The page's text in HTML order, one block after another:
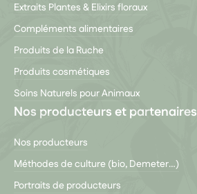
Extraits Plantes & Elixirs floraux
Compléments alimentaires
Produits de la Ruche
Produits cosmétiques
Soins Naturels pour Animaux
Nos producteurs et partenaires
Nos producteurs
Méthodes de culture (bio, Demeter…)
Portraits de producteurs